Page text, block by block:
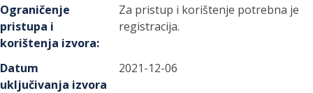
Ograničenje
pristupa i
korištenja izvora:
Za pristup i korištenje potrebna je
registracija.
Datum
uključivanja izvora
2021-12-06